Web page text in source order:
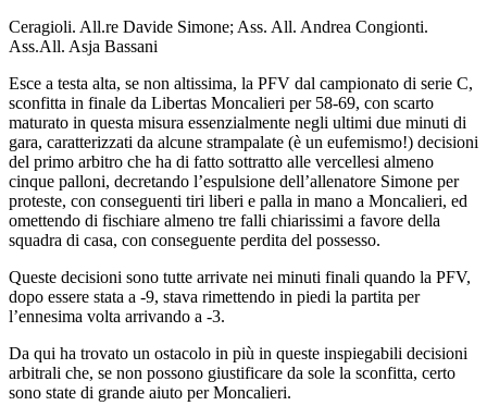
Ceragioli. All.re Davide Simone; Ass. All. Andrea Congionti.
Ass.All. Asja Bassani
Esce a testa alta, se non altissima, la PFV dal campionato di serie C,
sconfitta in finale da Libertas Moncalieri per 58-69, con scarto
maturato in questa misura essenzialmente negli ultimi due minuti di
gara, caratterizzati da alcune strampalate (è un eufemismo!) decisioni
del primo arbitro che ha di fatto sottratto alle vercellesi almeno
cinque palloni, decretando l’espulsione dell’allenatore Simone per
proteste, con conseguenti tiri liberi e palla in mano a Moncalieri, ed
omettendo di fischiare almeno tre falli chiarissimi a favore della
squadra di casa, con conseguente perdita del possesso.
Queste decisioni sono tutte arrivate nei minuti finali quando la PFV,
dopo essere stata a -9, stava rimettendo in piedi la partita per
l’ennesima volta arrivando a -3.
Da qui ha trovato un ostacolo in più in queste inspiegabili decisioni
arbitrali che, se non possono giustificare da sole la sconfitta, certo
sono state di grande aiuto per Moncalieri.